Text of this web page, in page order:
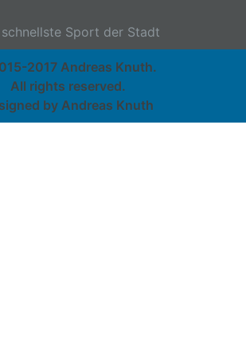
Sport der Stadt
2017 Andreas Knuth.
All rights reserved.
by Andreas Knuth